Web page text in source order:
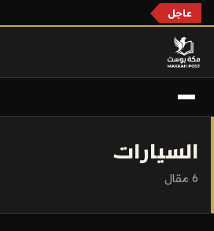
عاجل
إلىالسيارات
6 مقال